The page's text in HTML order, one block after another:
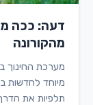
דעה: ככה
מהקורונה
מערכת החינוך
מיוחד לחדשות
תלפיות את